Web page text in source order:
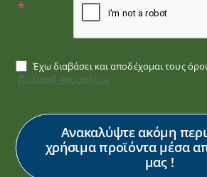
Έχω διαβάσει και αποδέχομαι τους
Πολιτική Απορρήτου
Ανακαλύψτε ακόμη
χρήσιμα προϊόντα μέσα
μας !